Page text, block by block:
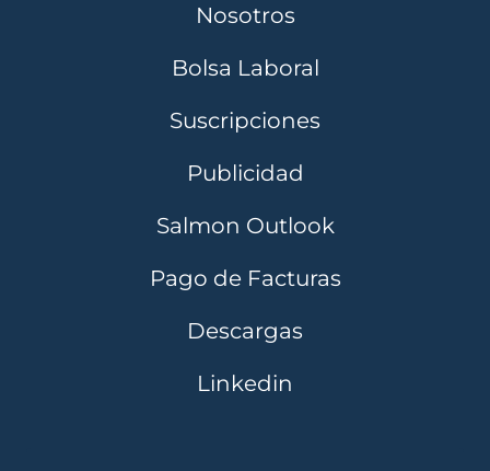
Nosotros
Bolsa Laboral
Suscripciones
Publicidad
Salmon Outlook
Pago de Facturas
Descargas
Linkedin